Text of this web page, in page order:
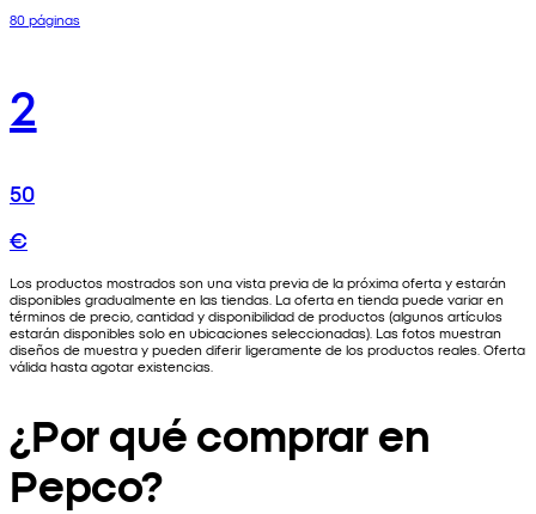
80 páginas
2
50
€
Los productos mostrados son una vista previa de la próxima oferta y estarán
disponibles gradualmente en las tiendas. La oferta en tienda puede variar en
términos de precio, cantidad y disponibilidad de productos (algunos artículos
estarán disponibles solo en ubicaciones seleccionadas). Las fotos muestran
diseños de muestra y pueden diferir ligeramente de los productos reales. Oferta
válida hasta agotar existencias.
¿Por qué comprar en
Pepco?